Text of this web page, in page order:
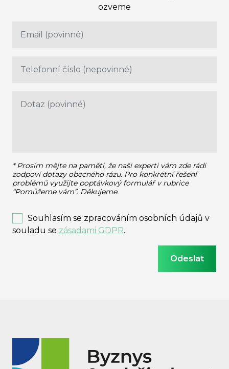
ozveme
* Prosím mějte na paměti, že naši experti vám zde rádi
zodpoví dotazy obecného rázu. Pro konkrétní řešení
problémů využijte poptávkový formulář v rubrice
“Pomůžeme vám”. Děkujeme.
Souhlasím se zpracováním osobních údajů v
souladu se zásadami GDPR.